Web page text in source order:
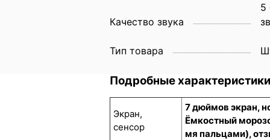
Качество звука
5
Тип товара
Подробные характеристики
Экран,
сенсор
7 дюймов экран,
Ёмкостный
мя пальцами),